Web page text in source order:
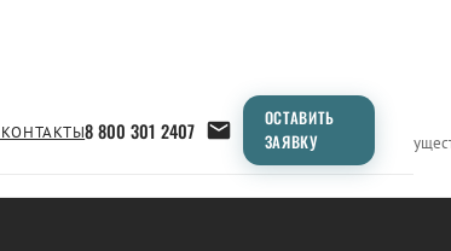
КОНТАКТЫ8 800 301 2407
ОСТАВИТЬ
ЗАЯВКУ
Применение Продукция ТипоразмерыСравнение